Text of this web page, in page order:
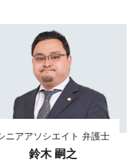
ニアアソシエイト 弁護士
鈴木 嗣之